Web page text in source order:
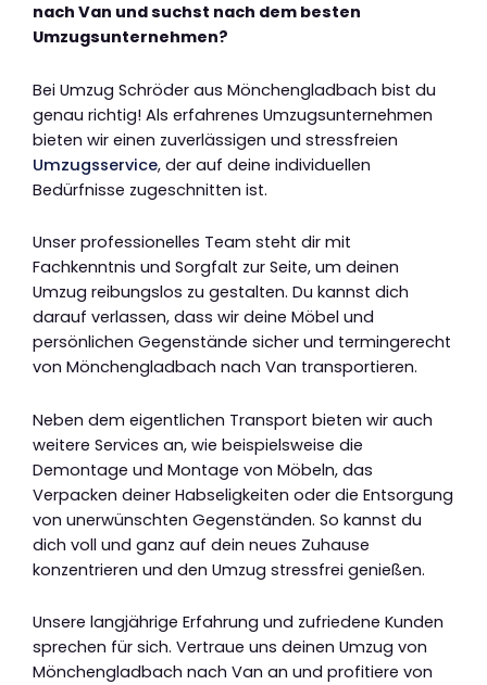
nach Van und suchst nach dem besten
Umzugsunternehmen?
Bei Umzug Schröder aus Mönchengladbach bist du
genau richtig! Als erfahrenes Umzugsunternehmen
bieten wir einen zuverlässigen und stressfreien
Umzugsservice, der auf deine individuellen
Bedürfnisse zugeschnitten ist.
Unser professionelles Team steht dir mit
Fachkenntnis und Sorgfalt zur Seite, um deinen
Umzug reibungslos zu gestalten. Du kannst dich
darauf verlassen, dass wir deine Möbel und
persönlichen Gegenstände sicher und termingerecht
von Mönchengladbach nach Van transportieren.
Neben dem eigentlichen Transport bieten wir auch
weitere Services an, wie beispielsweise die
Demontage und Montage von Möbeln, das
Verpacken deiner Habseligkeiten oder die Entsorgung
von unerwünschten Gegenständen. So kannst du
dich voll und ganz auf dein neues Zuhause
konzentrieren und den Umzug stressfrei genießen.
Unsere langjährige Erfahrung und zufriedene Kunden
sprechen für sich. Vertraue uns deinen Umzug von
Mönchengladbach nach Van an und profitiere von